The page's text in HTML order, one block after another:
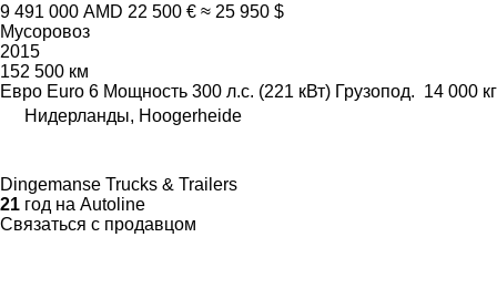
9 491 000 AMD 22 500 € ≈ 25 950 $
Мусоровоз
2015
152 500 км
Евро Euro 6 Мощность 300 л.с. (221 кВт) Грузопод. 14 000 кг
Нидерланды, Hoogerheide
Dingemanse Trucks & Trailers
21 год на Autoline
Связаться с продавцом